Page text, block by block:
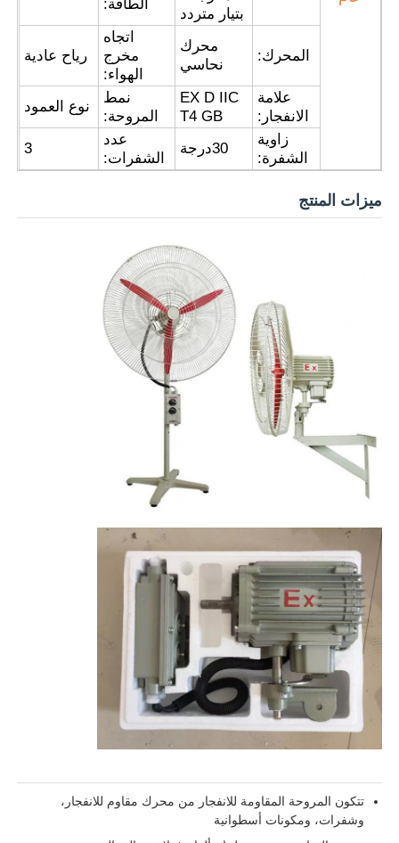
بتيار متردد
الطاقة:
المحرك:
محرك
نحاسي
اتجاه
مخرج
الهواء:
رياح عادية
علامة
الانفجار:
EX D IIC
T4 GB
نمط
المروحة:
نوع العمود
زاوية
الشفرة:
30درجة
عدد
الشفرات:
3
ميزات المنتج
تتكون المروحة المقاومة للانفجار من محرك مقاوم للانفجار،
وشفرات، ومكونات أسطوانية